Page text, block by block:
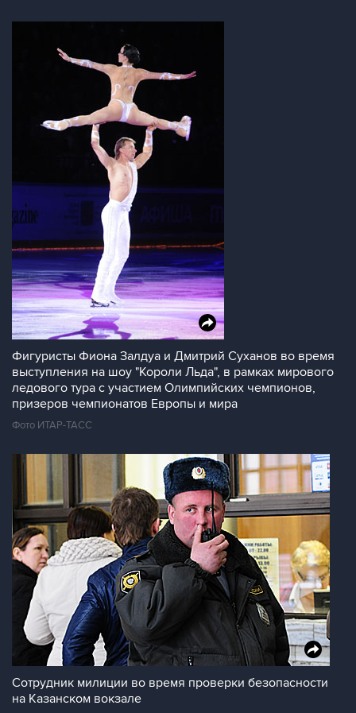
Фигуристы Фиона Залдуа и Дмитрий Суханов во время
выступления на шоу "Короли Льда", в рамках мирового
ледового тура с участием Олимпийских чемпионов,
призеров чемпионатов Европы и мира
Фото ИТАР-ТАСС
Сотрудник милиции во время проверки безопасности
на Казанском вокзале